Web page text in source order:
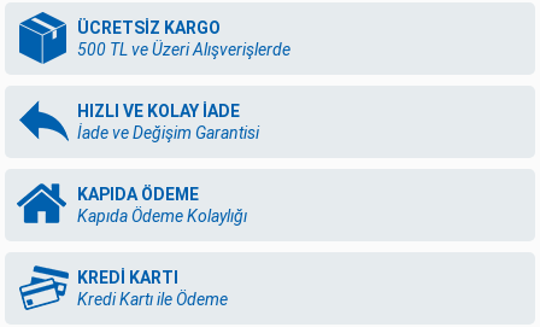
ÜCRETSİZ KARGO
500 TL ve Üzeri Alışverişlerde
HIZLI VE KOLAY İADE
İade ve Değişim Garantisi
KAPIDA ÖDEME
Kapıda Ödeme Kolaylığı
KREDİ KARTI
Kredi Kartı ile Ödeme